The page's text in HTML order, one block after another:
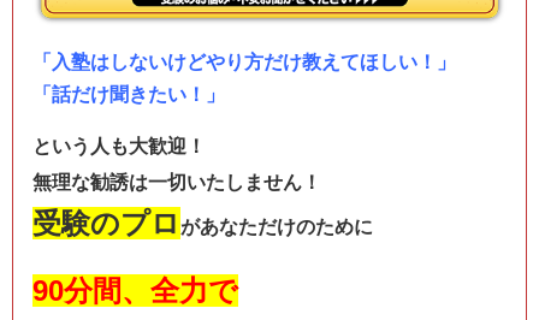
「入塾はしないけどやり方だけ教えてほしい！」
「話だけ聞きたい！」
という人も大歓迎 ！
無理な勧誘は一切いたしません！
受験のプロ があなただけのために
90分間、全力で